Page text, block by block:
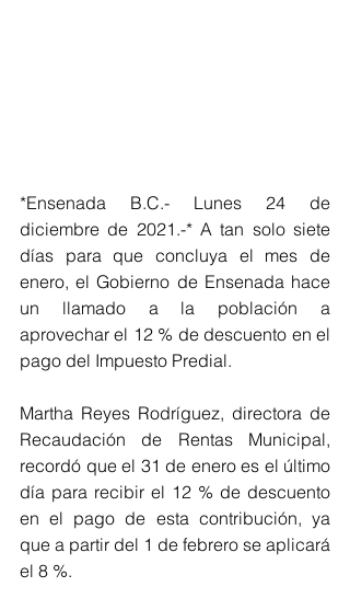
*Ensenada B.C.- Lunes 24 de
diciembre de 2021.-* A tan solo siete
días para que concluya el mes de
enero, el Gobierno de Ensenada hace
un llamado a la población a
aprovechar el 12 % de descuento en el
pago del Impuesto Predial.
Martha Reyes Rodríguez, directora de
Recaudación de Rentas Municipal,
recordó que el 31 de enero es el último
día para recibir el 12 % de descuento
en el pago de esta contribución, ya
que a partir del 1 de febrero se aplicará
el 8 %.